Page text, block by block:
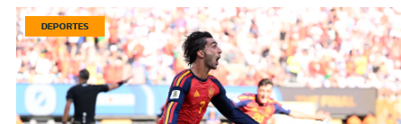
DEPORTES